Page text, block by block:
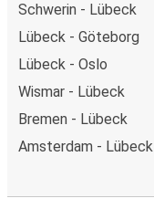
Schwerin - Lübeck
Lübeck - Göteborg
Lübeck - Oslo
Wismar - Lübeck
Bremen - Lübeck
Amsterdam - Lübeck